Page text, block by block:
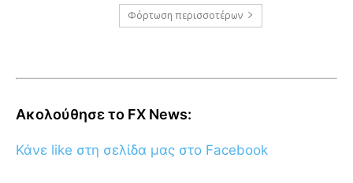
Φόρτωση περισσοτέρων
Ακολούθησε το FX News:
Κάνε like στη σελίδα μας στο Facebook